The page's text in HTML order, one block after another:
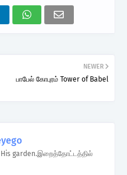
NEWER
பாபேல் கோபுரம் Tower of Babel
His garden.இறைத்தோட்டத்தில்